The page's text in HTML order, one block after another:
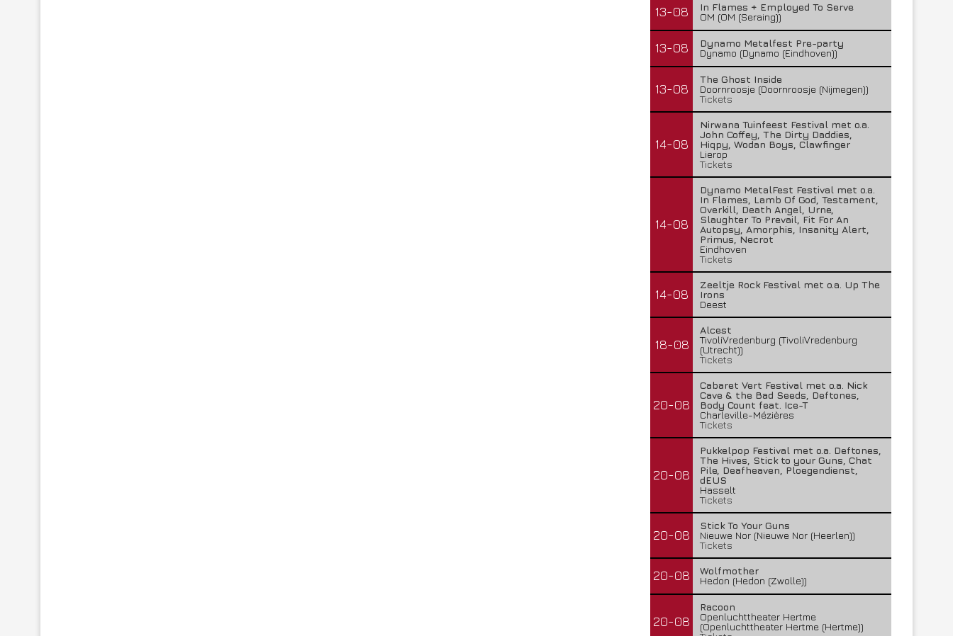
13-08
In Flames + Employed To Serve
OM (OM (Seraing))
13-08
Dynamo Metalfest Pre-party
Dynamo (Dynamo (Eindhoven))
13-08
The Ghost Inside
Doornroosje (Doornroosje (Nijmegen))
Tickets
14-08
Nirwana Tuinfeest Festival met o.a.
John Coffey, The Dirty Daddies,
Hiqpy, Wodan Boys, Clawfinger
Lierop
Tickets
14-08
Dynamo MetalFest Festival met o.a.
In Flames, Lamb Of God, Testament,
Overkill, Death Angel, Urne,
Slaughter To Prevail, Fit For An
Autopsy, Amorphis, Insanity Alert,
Primus, Necrot
Eindhoven
Tickets
14-08
Zeeltje Rock Festival met o.a. Up The
Irons
Deest
18-08
Alcest
TivoliVredenburg (TivoliVredenburg
(Utrecht))
Tickets
20-08
Cabaret Vert Festival met o.a. Nick
Cave & the Bad Seeds, Deftones,
Body Count feat. Ice-T
Charleville-Mézières
Tickets
20-08
Pukkelpop Festival met o.a. Deftones,
The Hives, Stick to your Guns, Chat
Pile, Deafheaven, Ploegendienst,
dEUS
Hasselt
Tickets
20-08
Stick To Your Guns
Nieuwe Nor (Nieuwe Nor (Heerlen))
Tickets
20-08
Wolfmother
Hedon (Hedon (Zwolle))
20-08
Racoon
Openluchttheater Hertme
(Openluchttheater Hertme (Hertme))